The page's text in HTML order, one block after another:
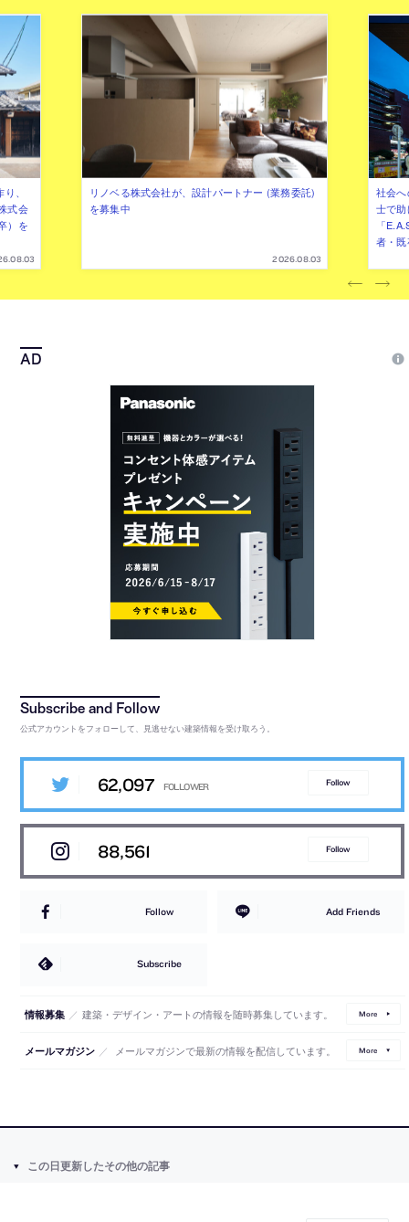
、
式会
）を
リノベる株式会社が、設計パートナー (業務委託)
を募集中
2026.08.03
社会
士で
「
者・
公式アカウントをフォローして、見逃せない建築情報を受け取ろう。
62,097 Follow
88,561 Follow
Follow Add Friends
Subscribe
情報募集 ／ 建築・デザイン・アートの情報を随時募集しています。 More
メールマガジン ／ メールマガジンで最新の情報を配信しています。 More
この日更新したその他の記事